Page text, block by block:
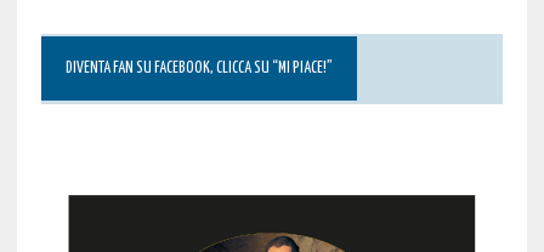
DIVENTA FAN SU FACEBOOK, CLICCA SU “MI PIACE!”